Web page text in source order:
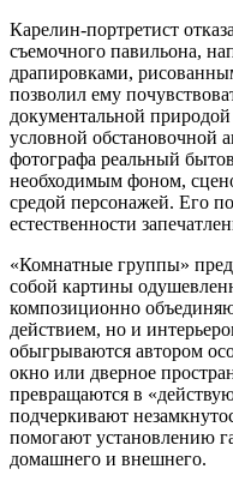
Карелин-портретист
съемочного павильона,
драпировками,
позволил ему
документальной
условной обстановочной
фотографа реальный
необходимым фоном,
средой персонажей. Его
естественности
«Комнатные группы»
собой картины
композиционно
действием, но и
обыгрываются автором
окно или дверное
превращаются в
подчеркивают
помогают установлению
домашнего и внешнего.